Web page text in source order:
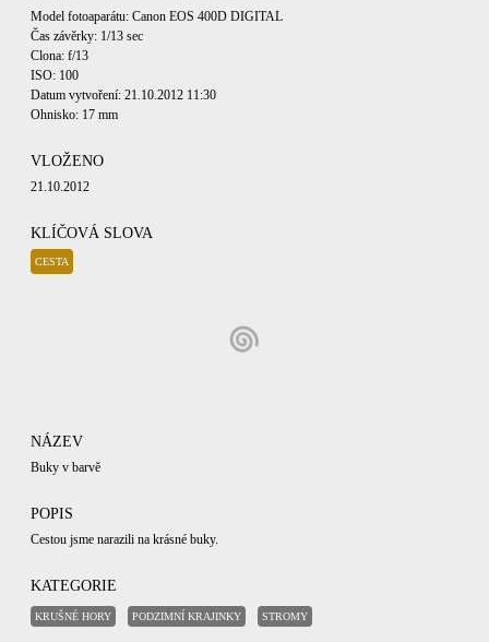
Model fotoaparátu: Canon EOS 400D DIGITAL
Čas závěrky: 1/13 sec
Clona: f/13
ISO: 100
Datum vytvoření: 21.10.2012 11:30
Ohnisko: 17 mm
VLOŽENO
21.10.2012
KLÍČOVÁ SLOVA
CESTA
NÁZEV
Buky v barvě
POPIS
Cestou jsme narazili na krásné buky.
KATEGORIE
KRUŠNÉ HORY PODZIMNÍ KRAJINKY STROMY